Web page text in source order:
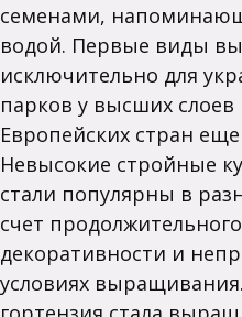
семенами,
водой. Первые виды
исключительно для
парков у высших слоев
Европейских стран еще
Невысокие стройные
стали популярны в
счет
декоративности и
условиях